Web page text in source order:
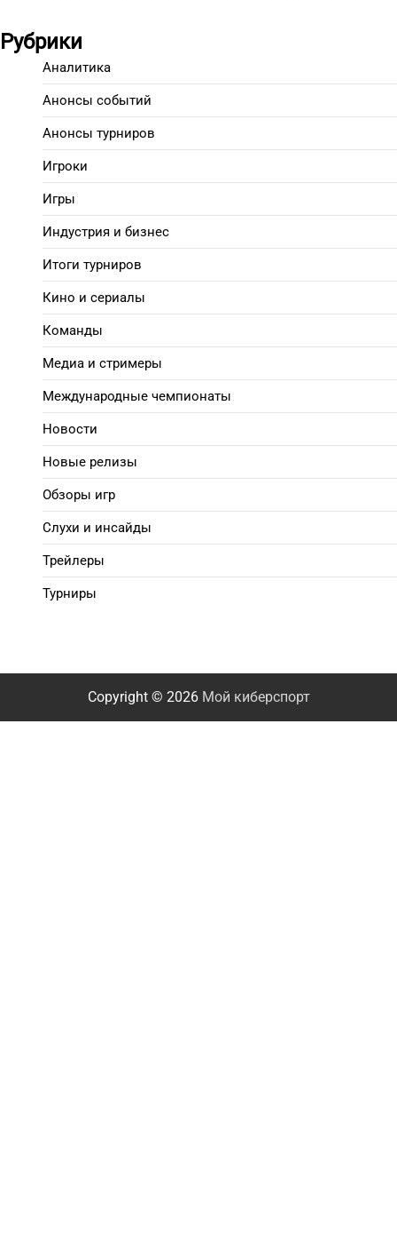
Рубрики
Аналитика
Анонсы событий
Анонсы турниров
Игроки
Игры
Индустрия и бизнес
Итоги турниров
Кино и сериалы
Команды
Медиа и стримеры
Международные чемпионаты
Новости
Новые релизы
Обзоры игр
Слухи и инсайды
Трейлеры
Турниры
Copyright © 2026 Мой киберспорт